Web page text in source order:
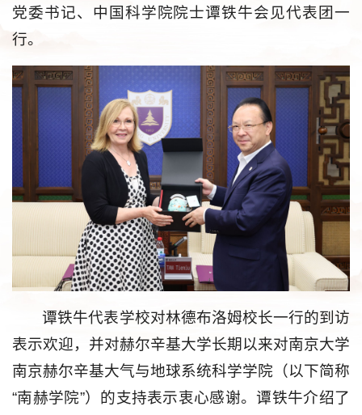
党委书记、中国科学院院士谭铁牛会见代表团一
行。
谭铁牛代表学校对林德布洛姆校长一行的到访
表示欢迎，并对赫尔辛基大学长期以来对南京大学
南京赫尔辛基大气与地球系统科学学院（以下简称
“南赫学院”）的支持表示衷心感谢。谭铁牛介绍了